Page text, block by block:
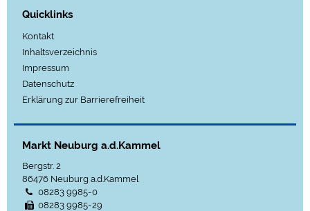
Quicklinks
Kontakt
Inhaltsverzeichnis
Impressum
Datenschutz
Erklärung zur Barrierefreiheit
Markt Neuburg a.d.Kammel
Bergstr. 2
86476 Neuburg a.d.Kammel
08283 9985-0
08283 9985-29